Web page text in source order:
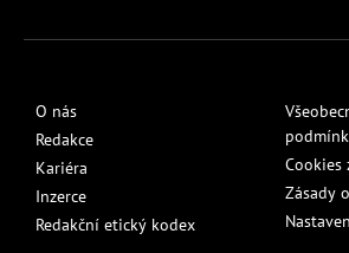
O nás
Redakce
Kariéra
Inzerce
Redakční etický kodex
Cookies
Zásady